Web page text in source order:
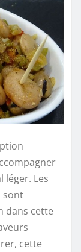
léger. Les
sont
dans cette
cette